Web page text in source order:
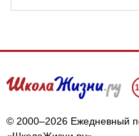
© 2000–2026 Ежедневный